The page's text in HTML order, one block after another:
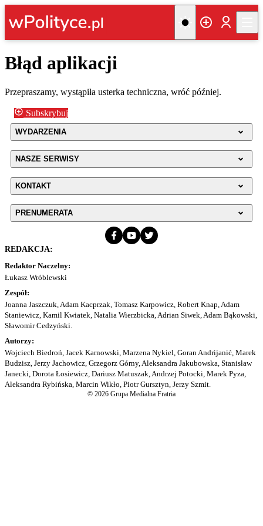
Błąd aplikacji
Przepraszamy, wystąpiła usterka techniczna, wróć później.
Subskrybuj
WYDARZENIA
NASZE SERWISY
KONTAKT
PRENUMERATA
REDAKCJA:
Redaktor Naczelny:
Łukasz Wróblewski
Zespół:
Joanna Jaszczuk, Adam Kacprzak, Tomasz Karpowicz, Robert Knap, Adam
Staniewicz, Kamil Kwiatek, Natalia Wierzbicka, Adrian Siwek, Adam Bąkowski,
Sławomir Cedzyński.
Autorzy:
Wojciech Biedroń, Jacek Karnowski, Marzena Nykiel, Goran Andrijanić, Marek
Budzisz, Jerzy Jachowicz, Grzegorz Górny, Aleksandra Jakubowska, Stanisław
Janecki, Dorota Łosiewicz, Dariusz Matuszak, Andrzej Potocki, Marek Pyza,
Aleksandra Rybińska, Marcin Wikło, Piotr Gursztyn, Jerzy Szmit.
© 2026 Grupa Medialna Fratria